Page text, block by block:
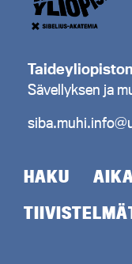
Sävellyksen ja
HAKU